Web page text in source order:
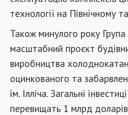
технології на Північному
Також минулого року Група
масштабний проєкт
виробництва
оцинкованого та
ім. Ілліча. Загальні
перевищать 1 млрд